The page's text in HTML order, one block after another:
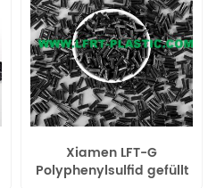
Xiamen LFT-G
Polyphenylsulfid gefüllt